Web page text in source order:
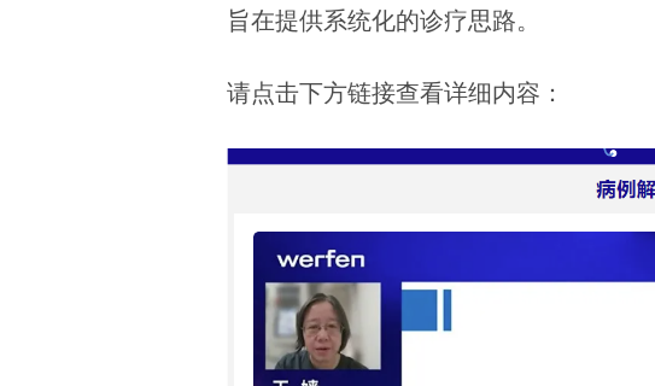
旨在提供系统化的诊疗思路。
请点击下方链接查看详细内容：